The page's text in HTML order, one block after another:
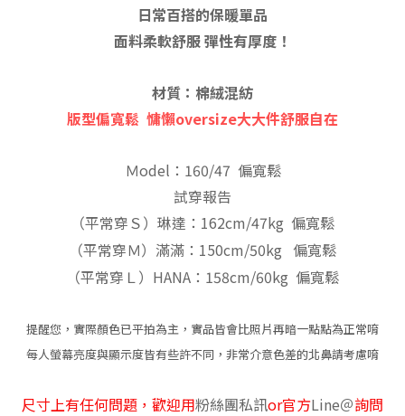
日常百搭的保暖單品
面料柔軟舒服 彈性有厚度！
材質：棉絨混紡
版型偏寬鬆 慵懶oversize大大件舒服自在
Ｍodel：160/47 偏寬鬆
試穿報告
（平常穿Ｓ）琳達：162cm/47kg 偏寬鬆
（平常穿Ｍ）滿滿：150cm/50kg 偏寬鬆
（平常穿Ｌ）HANA：158cm/60kg 偏寬鬆
提醒您，實際顏色已平拍為主，實品皆會比照片再暗一點點為正常唷
每人螢幕亮度與顯示度皆有些許不同，非常介意色差的北鼻請考慮唷
尺寸上有任何問題，歡迎用粉絲團私訊or官方Line＠詢問